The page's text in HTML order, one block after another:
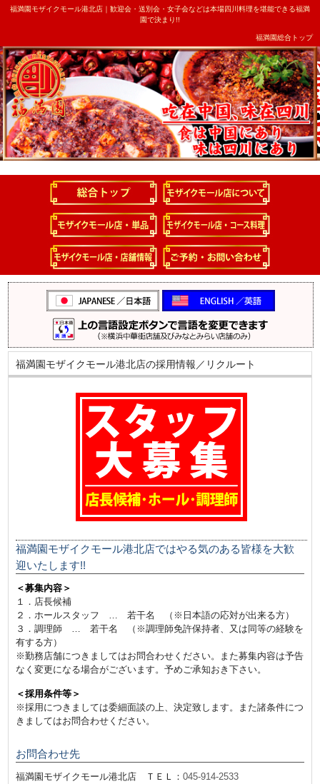
福満園モザイクモール港北店｜歓迎会・送別会・女子会などは本場四川料理を堪能できる福満
園で決まり!!
福満園総合トップ
福満園モザイクモール港北店の採用情報／リクルート
福満園モザイクモール港北店ではやる気のある皆様を大歓
迎いたします!!
＜募集内容＞
１．店長候補
２．ホールスタッフ … 若干名 （※日本語の応対が出来る方）
３．調理師 … 若干名 （※調理師免許保持者、又は同等の経験を
有する方）
※勤務店舗につきましてはお問合わせください。また募集内容は予告
なく変更になる場合がございます。予めご承知おき下さい。
＜採用条件等＞
※採用につきましては委細面談の上、決定致します。また諸条件につ
きましてはお問合わせください。
お問合わせ先
福満園モザイクモール港北店 ＴＥＬ：045-914-2533